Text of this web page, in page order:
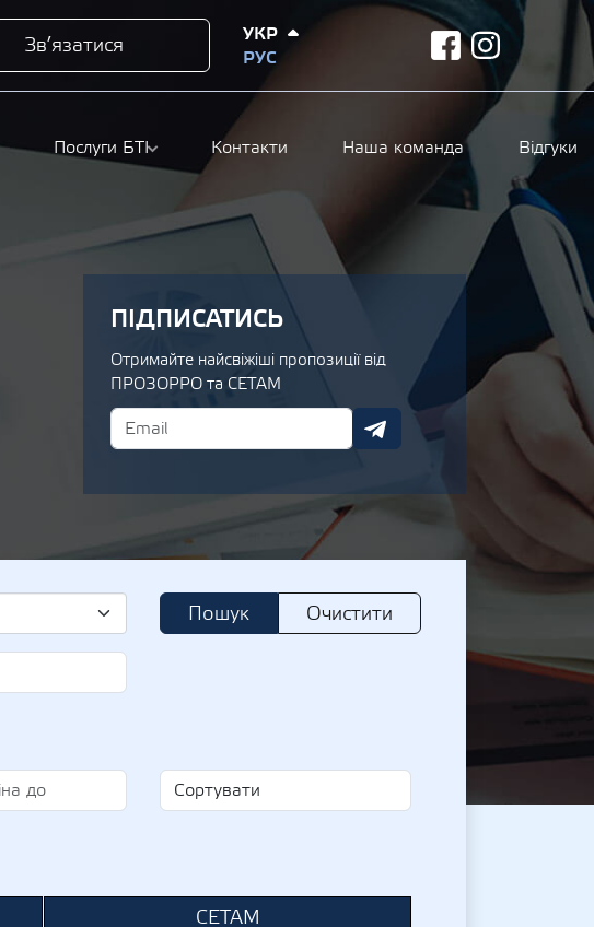
Зв’язатися
УКР
РУС
facebookinstagram
Послуги БТІ Контакти Наша команда Відгуки
ПІДПИСАТИСЬ
Отримайте найсвіжіші пропозиції від
ПРОЗОРРО та СЕТАМ
Пошук Очистити
СЕТАМ